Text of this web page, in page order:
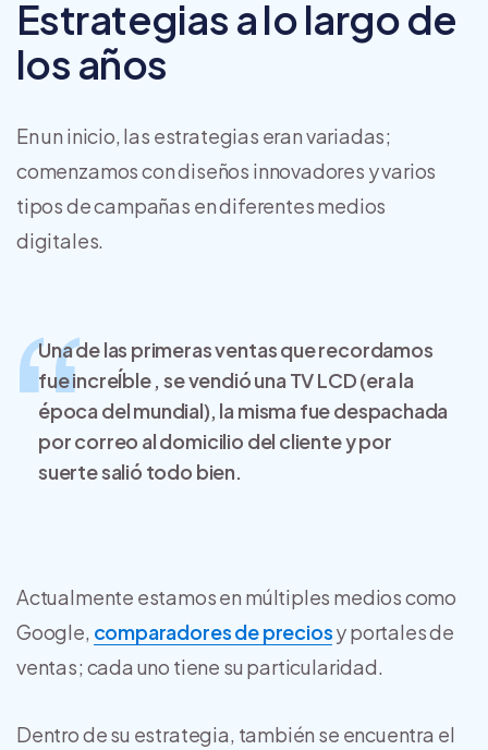
Estrategias a lo largo de
los años
En un inicio, las estrategias eran variadas;
comenzamos con diseños innovadores y varios
tipos de campañas en diferentes medios
digitales.
Una de las primeras ventas que recordamos
fue increÍble , se vendió una TV LCD (era la
época del mundial), la misma fue despachada
por correo al domicilio del cliente y por
suerte salió todo bien.
Actualmente estamos en múltiples medios como
Google, comparadores de preciosy portales de
ventas; cada uno tiene su particularidad.
Dentro de su estrategia, también se encuentra el